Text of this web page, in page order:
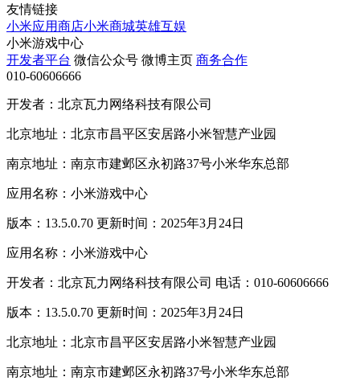
友情链接
小米应用商店小米商城英雄互娱
小米游戏中心
开发者平台 微信公众号 微博主页 商务合作
010-60606666
开发者：北京瓦力网络科技有限公司
北京地址：北京市昌平区安居路小米智慧产业园
南京地址：南京市建邺区永初路37号小米华东总部
应用名称：小米游戏中心
版本：13.5.0.70 更新时间：2025年3月24日
应用名称：小米游戏中心
开发者：北京瓦力网络科技有限公司 电话：010-60606666
版本：13.5.0.70 更新时间：2025年3月24日
北京地址：北京市昌平区安居路小米智慧产业园
南京地址：南京市建邺区永初路37号小米华东总部